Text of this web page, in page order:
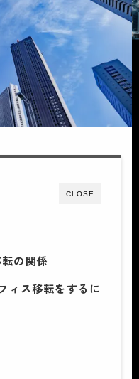
CLOSE
の関係
ィス移転をするに